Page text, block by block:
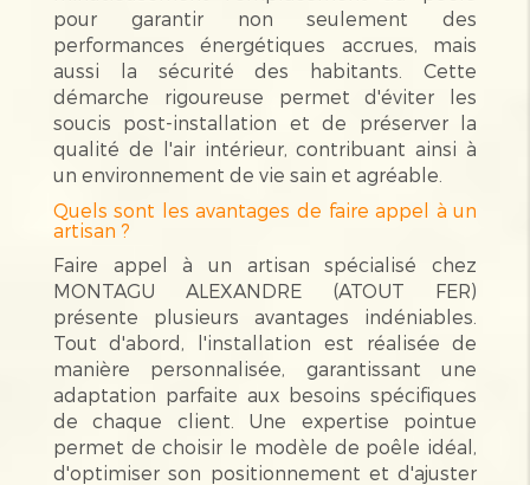
pour garantir non seulement des
performances énergétiques accrues, mais
aussi la sécurité des habitants. Cette
démarche rigoureuse permet d'éviter les
soucis post-installation et de préserver la
qualité de l'air intérieur, contribuant ainsi à
un environnement de vie sain et agréable.
Quels sont les avantages de faire appel à un
artisan ?
Faire appel à un artisan spécialisé chez
MONTAGU ALEXANDRE (ATOUT FER)
présente plusieurs avantages indéniables.
Tout d'abord, l'installation est réalisée de
manière personnalisée, garantissant une
adaptation parfaite aux besoins spécifiques
de chaque client. Une expertise pointue
permet de choisir le modèle de poêle idéal,
d'optimiser son positionnement et d'ajuster